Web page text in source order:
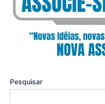
Pesquisar